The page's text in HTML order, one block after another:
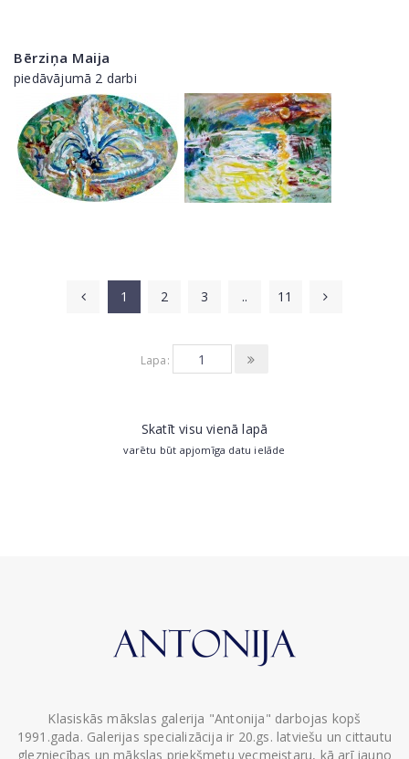
Bērziņa Maija
piedāvājumā 2 darbi
1 2 3 .. 11
Lapa:
Skatīt visu vienā lapā
varētu būt apjomīga datu ielāde
Klasiskās mākslas galerija "Antonija" darbojas kopš
1991.gada. Galerijas specializācija ir 20.gs. latviešu un cittautu
glezniecības un mākslas priekšmetu vecmeistaru, kā arī jauno